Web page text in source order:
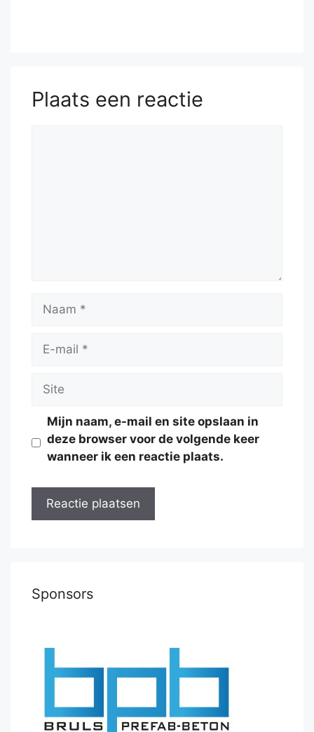
Plaats een reactie
Naam
Site
Mijn naam, e-mail en site opslaan in
deze browser voor de volgende keer
wanneer ik een reactie plaats.
Sponsors